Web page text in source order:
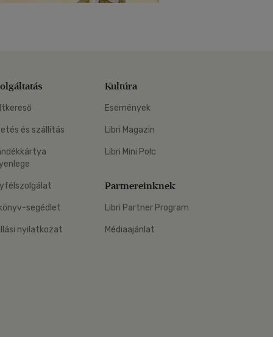
és szállítás
segédlet
nyilatkozat
Kultúra
Események
Libri Magazin
Libri Mini Polc
Partnereinknek
Libri Partner Program
Médiaajánlat